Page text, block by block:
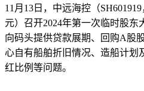
11月13日，中远海控（
元）召开2024年第一次临时股东
向码头提供贷款展期、回购A股
心自有船舶折旧情况、造船计划
红比例等问题。